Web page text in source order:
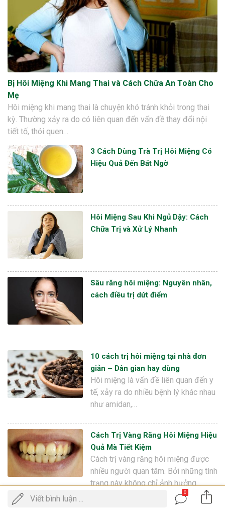
Bị Hôi Miệng Khi Mang Thai và Cách Chữa An Toàn Cho
Mẹ
Hôi miệng khi mang thai là chuyện khó tránh khỏi trong thai
kỳ. Thường xảy ra do có liên quan đến vấn đề thay đổi nội
tiết tố, thói quen…
3 Cách Dùng Trà Trị Hôi Miệng Có
Hiệu Quả Đến Bất Ngờ
Hôi Miệng Sau Khi Ngủ Dậy: Cách
Chữa Trị và Xử Lý Nhanh
Sâu răng hôi miệng: Nguyên nhân,
cách điều trị dứt điểm
10 cách trị hôi miệng tại nhà đơn
giản – Dân gian hay dùng
Hôi miệng là vấn đề liên quan đến y
tế, xảy ra do nhiều bệnh lý khác nhau
như amidan,…
Cách Trị Vàng Răng Hôi Miệng Hiệu
Quả Mà Tiết Kiệm
Cách trị vàng răng hôi miệng được
nhiều người quan tâm. Bởi những tình
trạng này không chỉ ảnh hưởng…
Viết bình luận ...
0
Gọi
ĐẶT LỊCH KHÁM